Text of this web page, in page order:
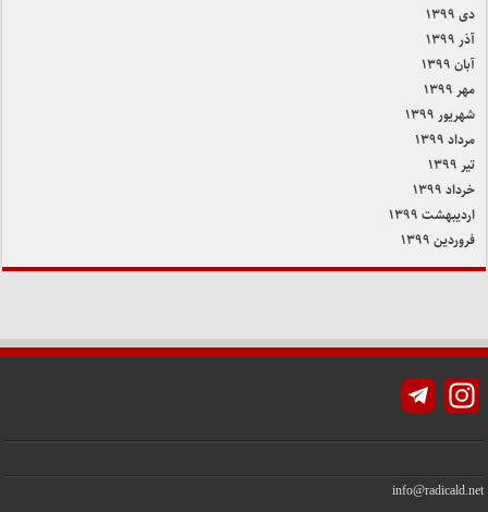
دی ۱۳۹۹
آذر ۱۳۹۹
آبان ۱۳۹۹
مهر ۱۳۹۹
شهریور ۱۳۹۹
مرداد ۱۳۹۹
تیر ۱۳۹۹
خرداد ۱۳۹۹
اردیبهشت ۱۳۹۹
فروردین ۱۳۹۹
Instagram
info@radicald.net